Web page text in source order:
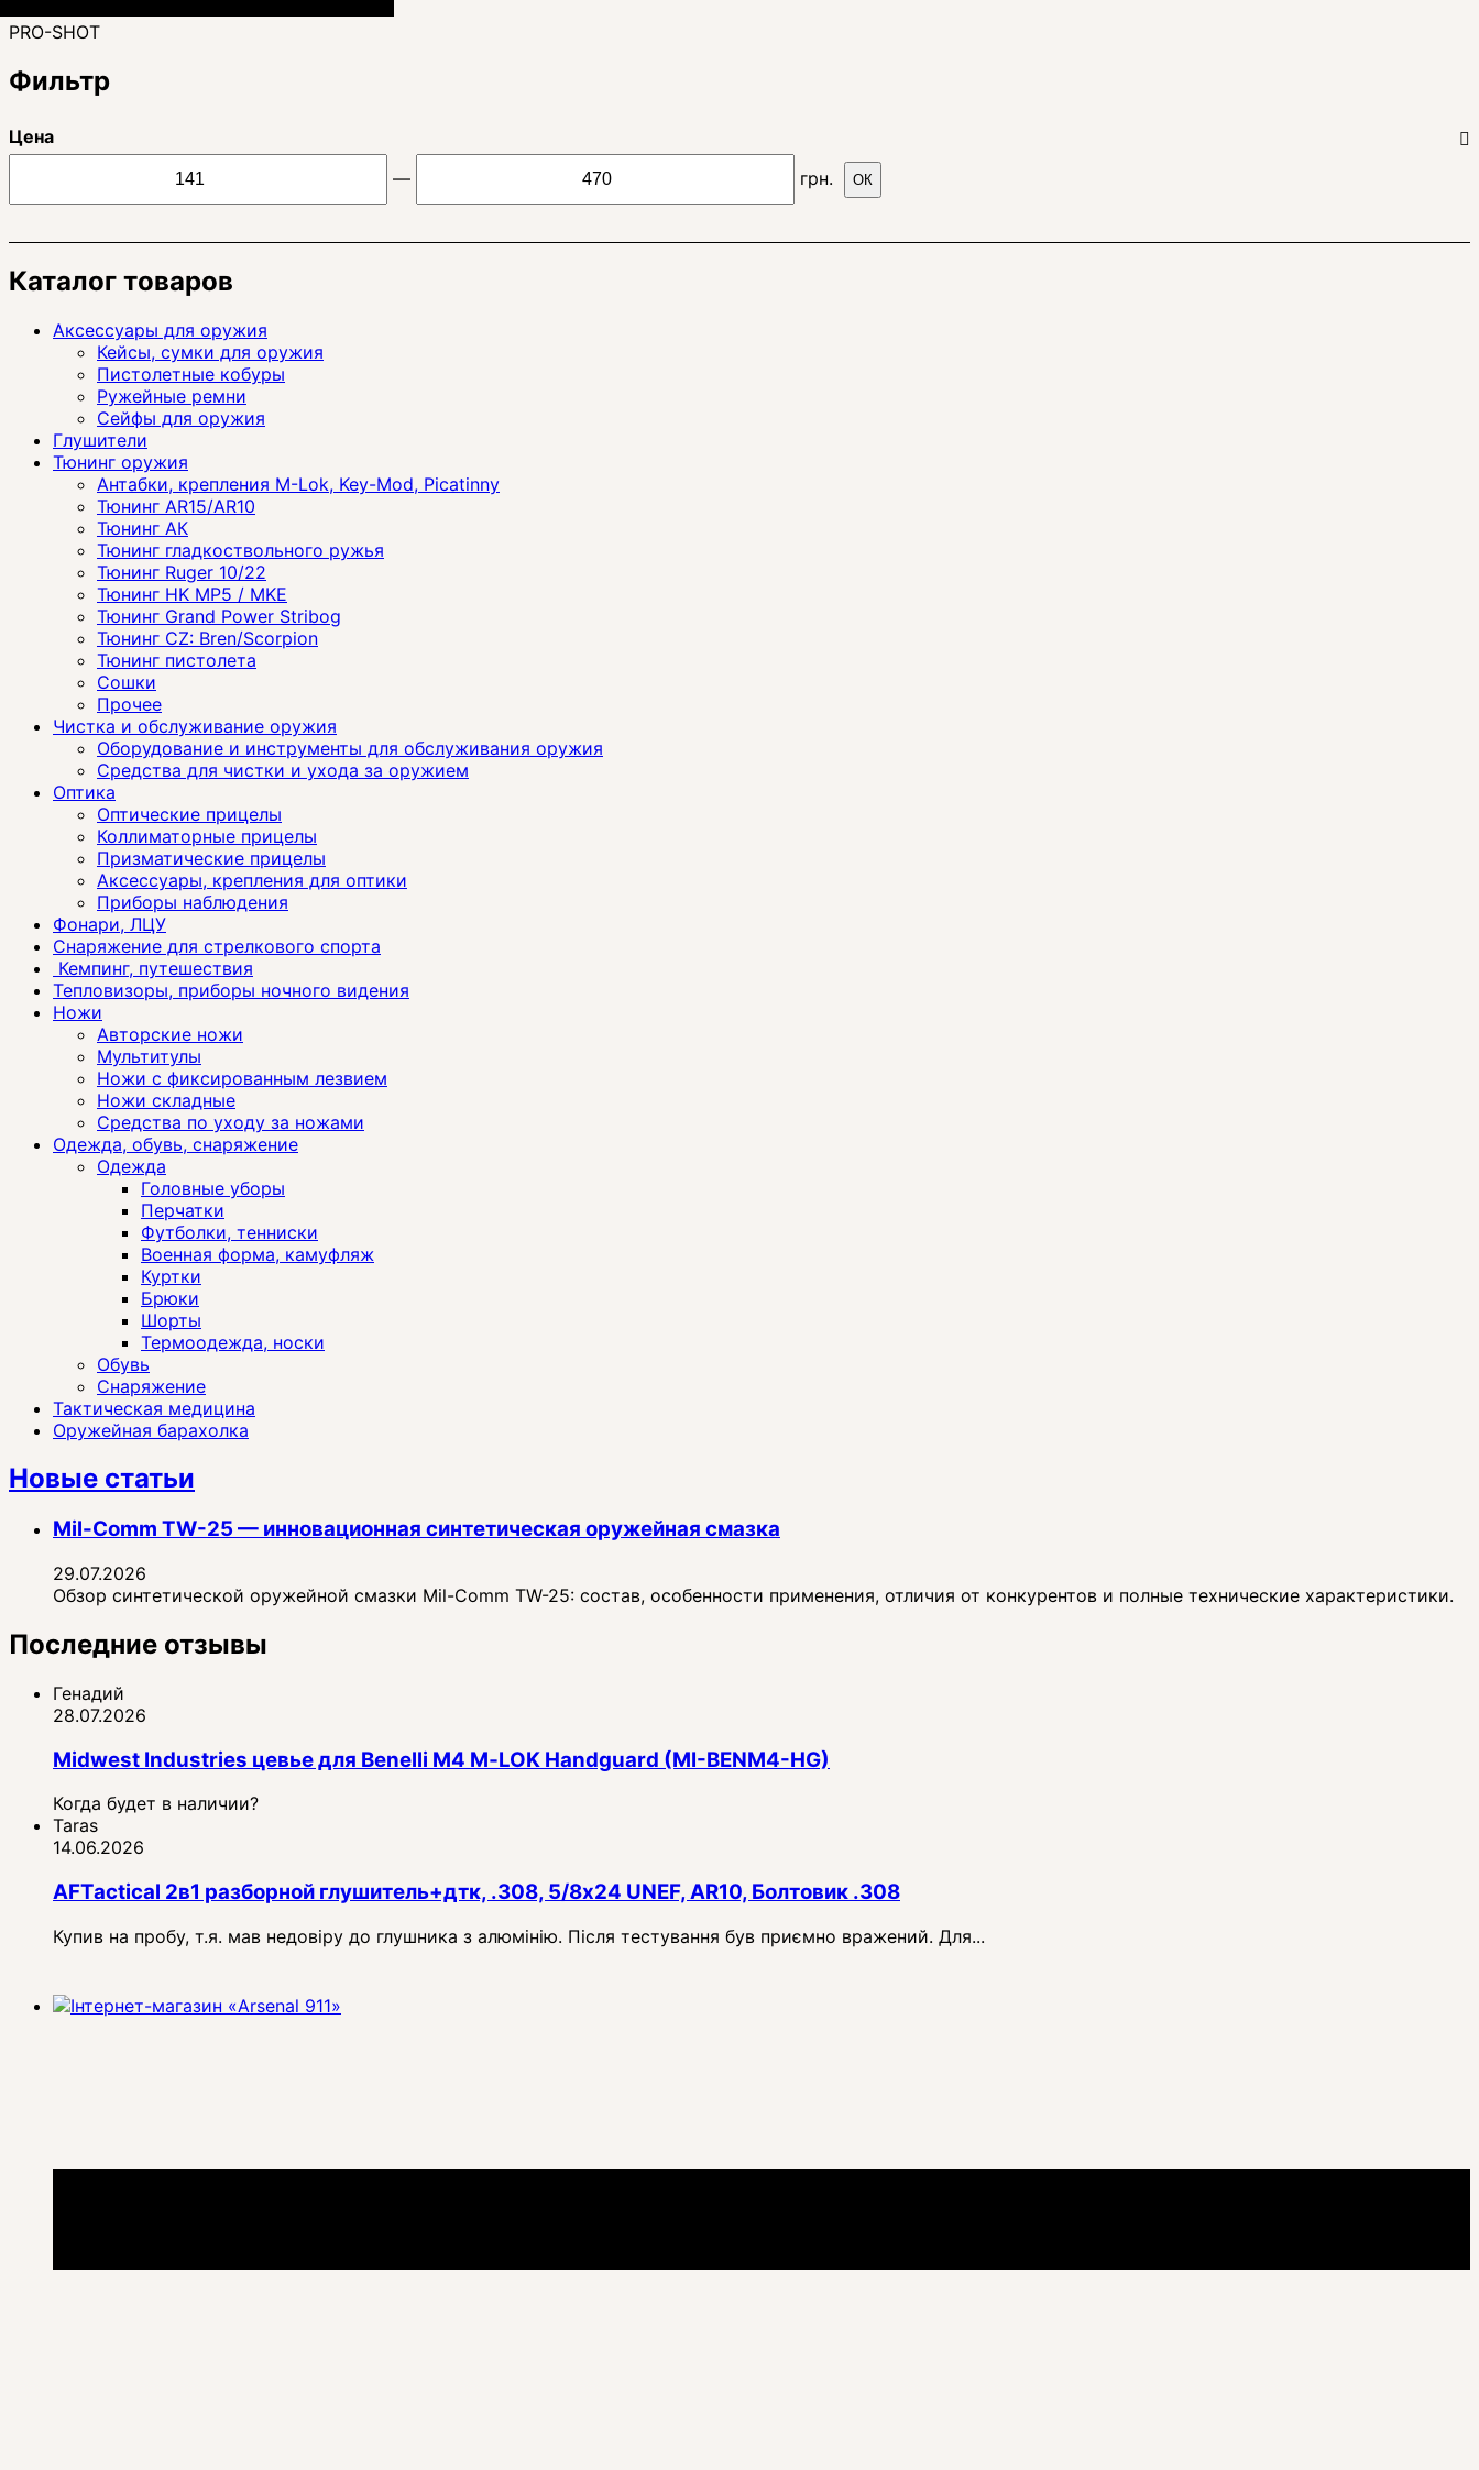
PRO-SHOT
Фильтр
Цена
—
грн. ОК
Каталог товаров
Аксессуары для оружия
Кейсы, сумки для оружия
Пистолетные кобуры
Ружейные ремни
Сейфы для оружия
Глушители
Тюнинг оружия
Антабки, крепления M-Lok, Key-Mod, Picatinny
Тюнинг AR15/AR10
Тюнинг АК
Тюнинг гладкоствольного ружья
Тюнинг Ruger 10/22
Тюнинг HK MP5 / MKE
Тюнинг Grand Power Stribog
Тюнинг CZ: Bren/Scorpion
Тюнинг пистолета
Сошки
Прочее
Чистка и обслуживание оружия
Оборудование и инструменты для обслуживания оружия
Средства для чистки и ухода за оружием
Оптика
Оптические прицелы
Коллиматорные прицелы
Призматические прицелы
Аксессуары, крепления для оптики
Приборы наблюдения
Фонари, ЛЦУ
Снаряжение для стрелкового спорта
Кемпинг, путешествия
Тепловизоры, приборы ночного видения
Ножи
Авторские ножи
Мультитулы
Ножи с фиксированным лезвием
Ножи складные
Средства по уходу за ножами
Одежда, обувь, снаряжение
Одежда
Головные уборы
Перчатки
Футболки, тенниски
Военная форма, камуфляж
Куртки
Брюки
Шорты
Термоодежда, носки
Обувь
Снаряжение
Тактическая медицина
Оружейная барахолка
Новые статьи
Mil-Comm TW-25 — инновационная синтетическая оружейная смазка
29.07.2026
Обзор синтетической оружейной смазки Mil-Comm TW-25: состав, особенности применения, отличия от конкурентов и полные технические характеристики.
Последние отзывы
Генадий
28.07.2026
Midwest Industries цевье для Benelli M4 M‑LOK Handguard (MI-BENM4-HG)
Когда будет в наличии?
Taras
14.06.2026
AFTactical 2в1 разборной глушитель+дтк, .308, 5/8x24 UNEF, AR10, Болтовик .308
Купив на пробу, т.я. мав недовіру до глушника з алюмінію. Після тестування був приємно вражений. Для...